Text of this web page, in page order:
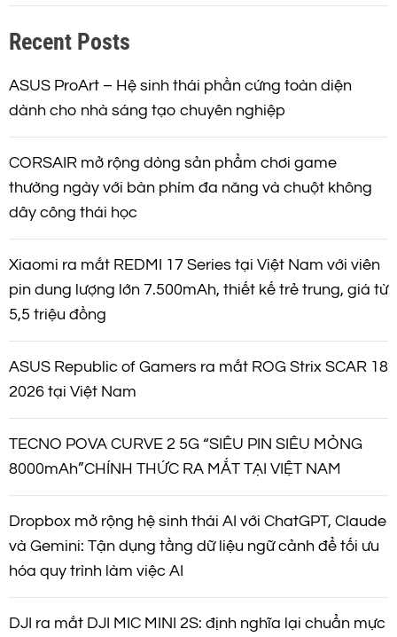
i
m
Recent Posts
ASUS ProArt – Hệ sinh thái phần cứng toàn diện
dành cho nhà sáng tạo chuyên nghiệp
CORSAIR mở rộng dòng sản phẩm chơi game
thường ngày với bàn phím đa năng và chuột không
dây công thái học
Xiaomi ra mắt REDMI 17 Series tại Việt Nam với viên
pin dung lượng lớn 7.500mAh, thiết kế trẻ trung, giá từ
5,5 triệu đồng
ASUS Republic of Gamers ra mắt ROG Strix SCAR 18
2026 tại Việt Nam
TECNO POVA CURVE 2 5G “SIÊU PIN SIÊU MỎNG
8000mAh”CHÍNH THỨC RA MẮT TẠI VIỆT NAM
Dropbox mở rộng hệ sinh thái AI với ChatGPT, Claude
và Gemini: Tận dụng tầng dữ liệu ngữ cảnh để tối ưu
hóa quy trình làm việc AI
DJI ra mắt DJI MIC MINI 2S: định nghĩa lại chuẩn mực